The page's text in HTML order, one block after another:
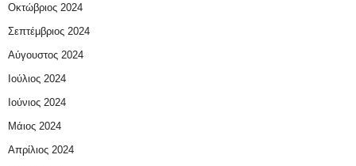
Οκτώβριος 2024
Σεπτέμβριος 2024
Αύγουστος 2024
Ιούλιος 2024
Ιούνιος 2024
Μάιος 2024
Απρίλιος 2024